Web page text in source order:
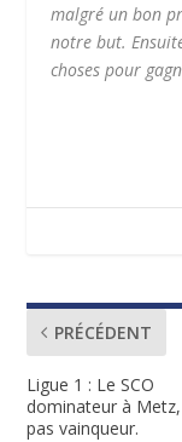
malgré un bon
notre but.
choses pour
PRÉCÉDENT
Ligue 1 : Le SCO
dominateur à
pas vainqueur.